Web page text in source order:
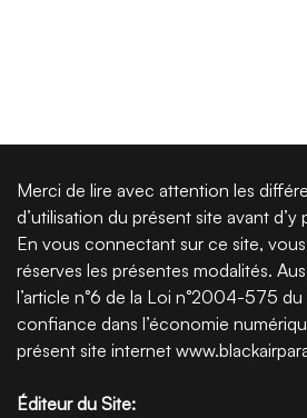
Merci de lire avec attention les
d’utilisation du présent site avant d’y
En vous connectant sur ce site,
réserves les présentes modalités.
l’article n°6 de la Loi n°2004-575
confiance dans l’économie
présent site internet
Éditeurdu Site: